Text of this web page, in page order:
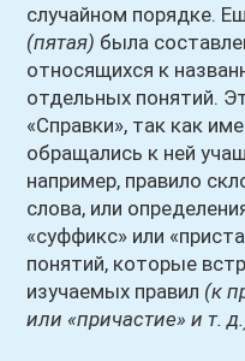
случайном порядке.
(пятая) была
относящихся к
отдельных понятий.
«Справки», так как
обращались к ней
например, правило
слова, или
«суффикс» или
понятий, которые
изучаемых правил (к
или «причастие» и т.